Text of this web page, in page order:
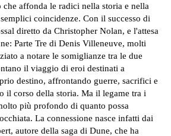
che affonda le radici nella storia e nella
Con il successo di
diretto da Christopher Nolan, e l'attesa
Parte Tre di Denis Villeneuve, molti
a notare le somiglianze tra le due
il viaggio di eroi destinati a
destino, affrontando guerre, sacrifici e
il corso della storia. Ma il legame tra i
più profondo di quanto possa
nasce infatti dai
autore della saga di Dune, che ha